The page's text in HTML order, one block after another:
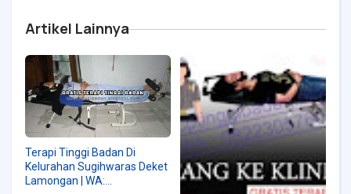
Artikel Lainnya
Terapi Tinggi Badan Di
Kelurahan Sugihwaras Deket
Lamongan | WA: